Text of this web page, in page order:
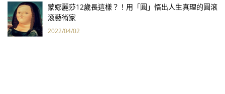
蒙娜麗莎12歲長這樣？！用「圓」悟出人生真理的圓滾
滾藝術家
2022/04/02